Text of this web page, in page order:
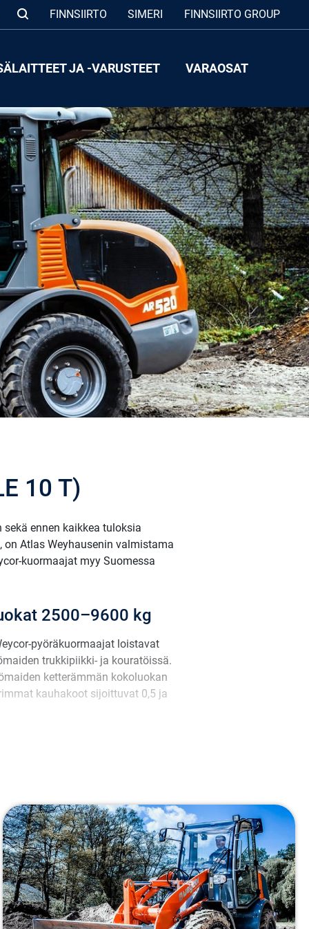
FINNSIIRTO SIMERI FINNSIIRTO GROUP
JA -VARUSTEET VARAOSAT
10 T)
ennen kaikkea tuloksia
Atlas Weyhausenin valmistama
kuormaajat myy Suomessa
2500–9600 kg
pyöräkuormaajat loistavat
trukkipiikki- ja kouratöissä.
ketterämmän kokoluokan
kauhakoot sijoittuvat 0,5 ja
Pyöräkuormaaja Weycor AR400
Paino:4550 kg
Moottori:Yanmar 4TNV86CHT (46 kW)
Päästöluokka:Stage V
Kaatokuorma:3550/3100 kg